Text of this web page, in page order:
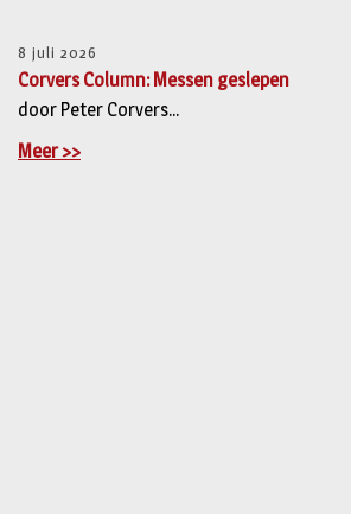
8 juli 2026
Corvers Column: Messen geslepen
door Peter Corvers...
Meer >>